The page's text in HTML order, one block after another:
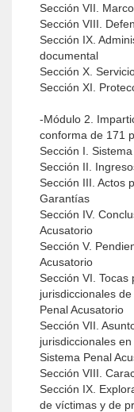
Sección VII.
Sección VIII.
Sección IX.
documental
Sección X.
Sección XI.
-Módulo 2.
conforma de 171
Sección I.
Sección II.
Sección III. Actos
Garantías
Sección IV.
Acusatorio
Sección V.
Acusatorio
Sección VI.
jurisdiccionales
Penal Acusatorio
Sección VII.
jurisdiccionales
Sistema Penal
Sección VIII.
Sección IX.
de víctimas y de